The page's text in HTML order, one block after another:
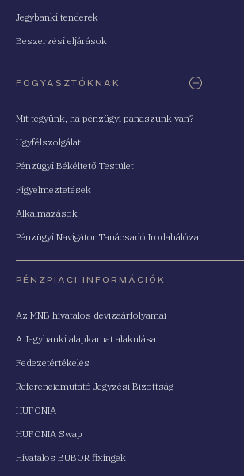
Jegybanki tenderek
Beszerzési eljárások
FOGYASZTÓKNAK
Mit tegyünk, ha pénzügyi panaszunk van?
Ügyfélszolgálat
Pénzügyi Békéltető Testület
Figyelmeztetések
Alkalmazások
Pénzügyi Navigátor Tanácsadó Irodahálózat
PÉNZPIACI INFORMÁCIÓK
Az MNB hivatalos devizaárfolyamai
A Jegybanki alapkamat alakulása
Fedezetértékelés
Referenciamutató Jegyzési Bizottság
HUFONIA
HUFONIA Swap
Hivatalos BUBOR fixingek